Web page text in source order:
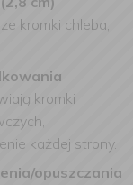
kromki chleba,
kromki
każdej strony.
opuszczania